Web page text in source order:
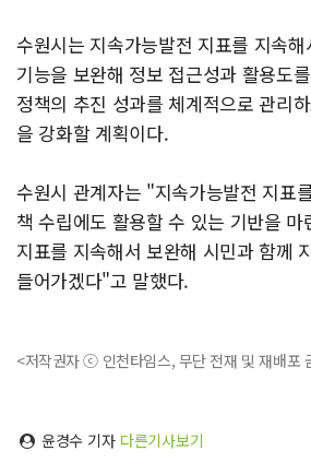
수원시는 지속가능발전 지표를 지속
기능을 보완해 정보 접근성과 활용도
정책의 추진 성과를 체계적으로 관리
을 강화할 계획이다.
수원시 관계자는 "지속가능발전 지표
책 수립에도 활용할 수 있는 기반을
지표를 지속해서 보완해 시민과 함께
들어가겠다"고 말했다.
<저작권자 ⓒ 인천타임스, 무단 전재 및 재배포
윤경수 기자 다른기사보기